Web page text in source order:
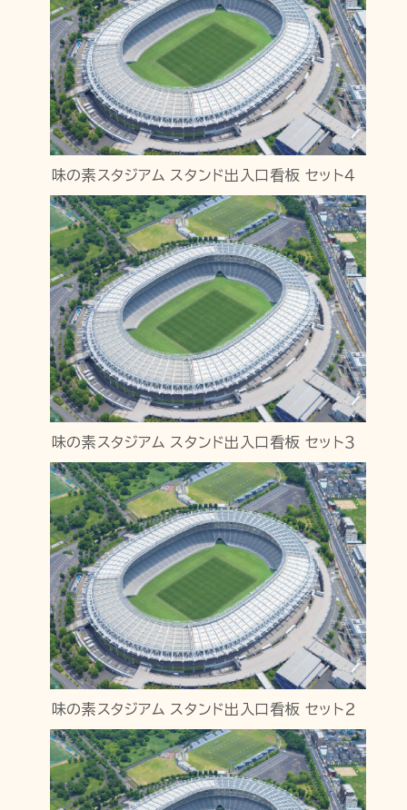
味の素スタジアム スタンド出入口看板 セット４
味の素スタジアム スタンド出入口看板 セット３
味の素スタジアム スタンド出入口看板 セット２